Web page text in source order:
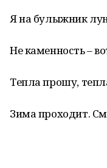
Я на булыжник
Не каменность –
Тепла прошу,
Зима проходит.